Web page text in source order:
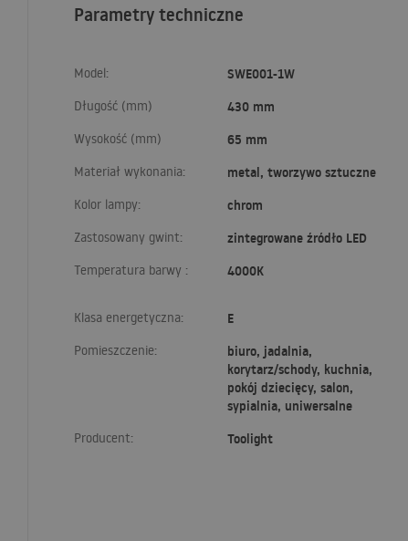
Parametry techniczne
Model: SWE001-1W
Długość (mm) 430 mm
Wysokość (mm) 65 mm
Materiał wykonania: metal, tworzywo sztuczne
Kolor lampy: chrom
Zastosowany gwint: zintegrowane źródło LED
Temperatura barwy : 4000K
Klasa energetyczna: E
Pomieszczenie:
biuro, jadalnia,
korytarz/schody, kuchnia,
pokój dziecięcy, salon,
sypialnia, uniwersalne
Producent: Toolight